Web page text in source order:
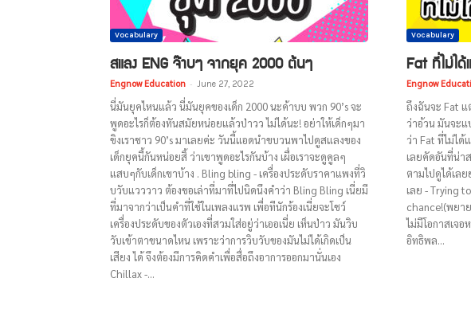
Vocabulary
สแลง ENG จ๊าบๆ จากยุค 2000 ต้นๆ
Engnow Education - June 27, 2022
นี่มันยุคไหนแล้ว นี่มันยุคของเด็ก 2000 นะค้าบบ พวก 90’s จะ
พูดอะไรก็ต้องทันสมัยหน่อยแล้วป่าวว ไม่ได้นะ! อย่าให้เด็กๆมา
ขิงเราชาว 90’s มาเลยค่ะ วันนี้แอดนำขบวนพาไปดูสแลงของ
เด็กยุคนี้กันหน่อยสิ้ ว่าเขาพูดอะไรกันบ้าง เผื่อเราจะดูคูลๆ
แสบๆกับเด็กเขาบ้าง . Bling bling - เครื่องประดับราคาแพงที่วิ
บวับแวววาว ต้องขอเล่าที่มาที่ไปนิดนึงคำว่า Bling Bling เนี่ยมี
ที่มาจากว่าเป็นคำที่ใช้ในเพลงแรพ เพื่อทีนักร้องเนี่ยจะโชว์
เครื่องประดับของตัวเองที่สวมใส่อยู่ว่าเออเนี่ย เห็นป่าว มันวิบ
วับเข้าตาขนาดไหน เพราะว่าการวิบวับของมันไม่ได้เกิดเป็น
เสียง ได้ จึงต้องมีการคิดคำเพื่อสื่อถึงอาการออกมานั่นเอง
Chillax -...
Vocabulary
Fat ที่ไม่ไ
Engnow
ถึงฉันจะ Fat
ว่าอ้วน มันจะแ
ว่า Fat ที่ไม่ไ
เลยคัดอันที่น่า
ตามไปดูได้เล
เลย - Trying
chance!(พยา
ไม่มีโอกาสเจ
อิทธิพล...